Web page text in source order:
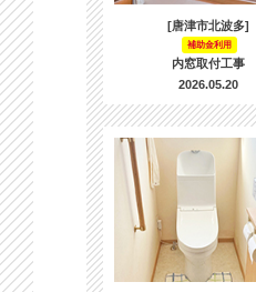
[唐津市北波多]
補助金利用
内窓取付工事
2026.05.20